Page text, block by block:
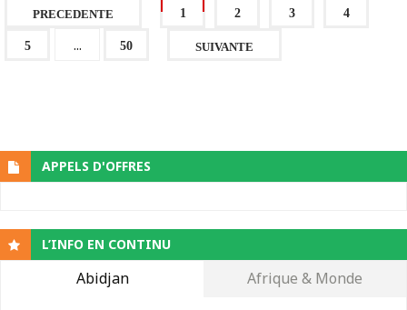
PRECEDENTE 1 2 3 4
5 ... 50 SUIVANTE
APPELS D'OFFRES
L’INFO EN CONTINU
Abidjan Afrique & Monde